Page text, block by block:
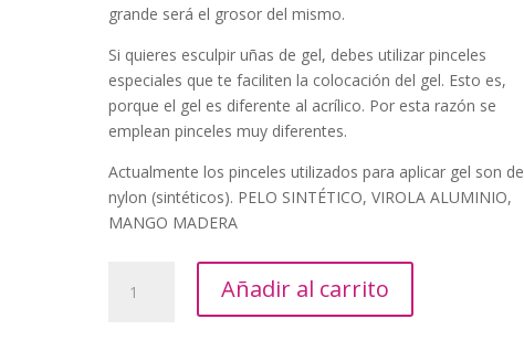
grande será el grosor del mismo.
Si quieres esculpir uñas de gel, debes utilizar pinceles
especiales que te faciliten la colocación del gel. Esto es,
porque el gel es diferente al acrílico. Por esta razón se
emplean pinceles muy diferentes.
Actualmente los pinceles utilizados para aplicar gel son de
nylon (sintéticos). PELO SINTÉTICO, VIROLA ALUMINIO,
MANGO MADERA
UÑAS
Añadir al carrito